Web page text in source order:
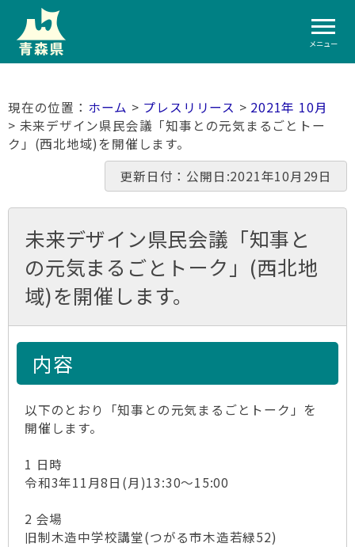
メニュー
ホーム > プレスリリース > 2021年 10月
> 未来デザイン県民会議「知事との元気まるごとトー
ク」(西北地域)を開催します。
更新日付：公開日:2021年10月29日
未来デザイン県民会議「知事と
の元気まるごとトーク」(西北地
域)を開催します。
内容
以下のとおり「知事との元気まるごとトーク」を
開催します。
1 日時
令和3年11月8日(月)13:30～15:00
2 会場
旧制木造中学校講堂(つがる市木造若緑52)